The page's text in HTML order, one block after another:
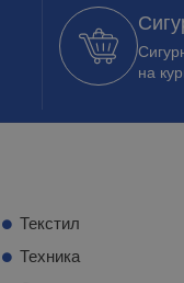
на
Текстил
Техника